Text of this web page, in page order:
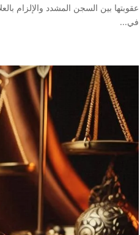
عقوبتها بين السجن المشدد والإلزام
في...